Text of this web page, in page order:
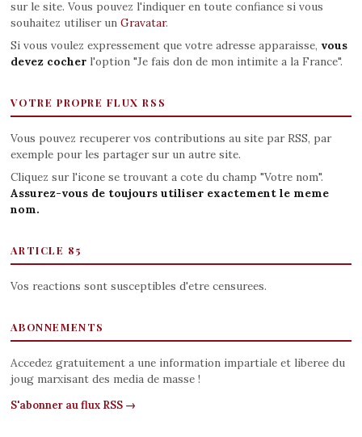
sur le site. Vous pouvez l'indiquer en toute confiance si vous
souhaitez utiliser un Gravatar.
Si vous voulez expressement que votre adresse apparaisse, vous
devez cocherl'option "Je fais don de mon intimite a la France".
VOTRE PROPRE FLUX RSS
Vous pouvez recuperer vos contributions au site par RSS, par
exemple pour les partager sur un autre site.
Cliquez sur l'icone se trouvant a cote du champ "Votre nom".
Assurez-vous de toujours utiliser exactement le meme
nom.
ARTICLE 85
Vos reactions sont susceptibles d'etre censurees.
ABONNEMENTS
Accedez gratuitement a une information impartiale et liberee du
joug marxisant des media de masse !
S'abonner au flux RSS →